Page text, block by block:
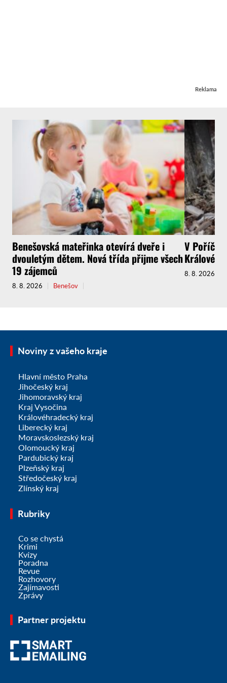
Reklama
Benešovská mateřinka otevírá dveře i
dvouletým dětem. Nová třída přijme všech
19 zájemců
8. 8. 2026 Benešov
V Poříčí
Králové
8. 8. 2026
Noviny z vašeho kraje
Hlavní město Praha
Jihočeský kraj
Jihomoravský kraj
Kraj Vysočina
Královéhradecký kraj
Liberecký kraj
Moravskoslezský kraj
Olomoucký kraj
Pardubický kraj
Plzeňský kraj
Středočeský kraj
Zlínský kraj
Rubriky
Co se chystá
Krimi
Kvízy
Poradna
Revue
Rozhovory
Zajímavosti
Zprávy
Partner projektu